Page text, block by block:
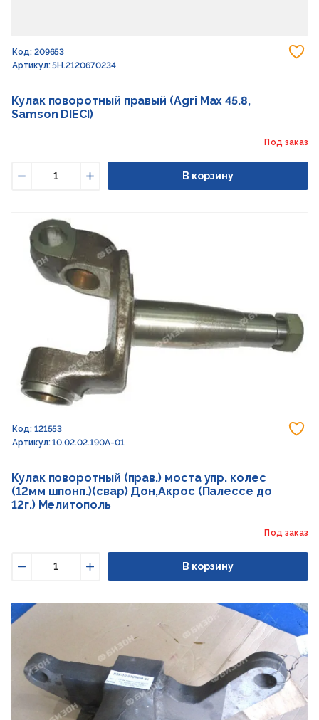
Код: 209653
Артикул: 5H.2120670234
Кулак поворотный правый (Agri Max 45.8,
Samson DIECI)
Под заказ
Увеличить
В корзину
Код: 121553
Артикул: 10.02.02.190А-01
Кулак поворотный (прав.) моста упр. колес
(12мм шпонп.)(свар) Дон,Акрос (Палессе до
12г.) Мелитополь
Под заказ
Увеличить
В корзину